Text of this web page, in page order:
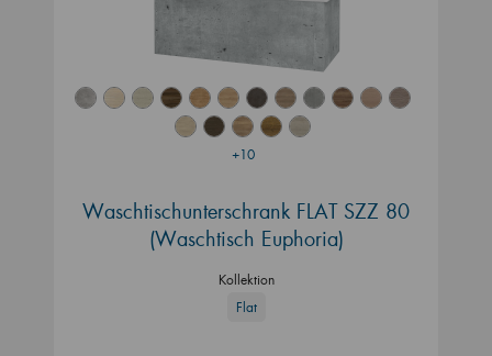
+10
Waschtischunterschrank FLAT SZZ 80
(Waschtisch Euphoria)
Kollektion
Flat